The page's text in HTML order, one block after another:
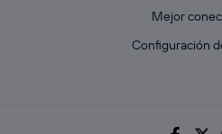
Mejor
Configuración